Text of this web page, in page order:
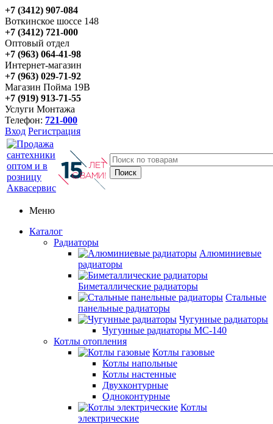
+7 (3412) 907-084
Воткинское шоссе 148
+7 (3412) 721-000
Оптовый отдел
+7 (963) 064-41-98
Интернет-магазин
+7 (963) 029-71-92
Магазин Пойма 19В
+7 (919) 913-71-55
Услуги Монтажа
Телефон: 721-000
Вход Регистрация
Меню
Каталог
Радиаторы
Алюминиевые
радиаторы
Биметаллические радиаторы
Стальные
панельные радиаторы
Чугунные радиаторы
Чугунные радиаторы МС-140
Котлы отопления
Котлы газовые
Котлы напольные
Котлы настенные
Двухконтурные
Одноконтурные
Котлы
электрические